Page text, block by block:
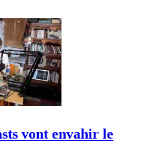
vont envahir le